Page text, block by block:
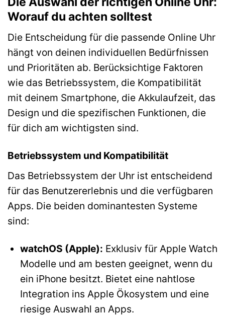
Worauf du achten solltest
Die Entscheidung für die passende Online Uhr
hängt von deinen individuellen Bedürfnissen
und Prioritäten ab. Berücksichtige Faktoren
wie das Betriebssystem, die Kompatibilität
mit deinem Smartphone, die Akkulaufzeit, das
Design und die spezifischen Funktionen, die
für dich am wichtigsten sind.
Betriebssystem und Kompatibilität
Das Betriebssystem der Uhr ist entscheidend
für das Benutzererlebnis und die verfügbaren
Apps. Die beiden dominantesten Systeme
sind:
watchOS (Apple): Exklusiv für Apple Watch
Modelle und am besten geeignet, wenn du
ein iPhone besitzt. Bietet eine nahtlose
Integration ins Apple Ökosystem und eine
riesige Auswahl an Apps.